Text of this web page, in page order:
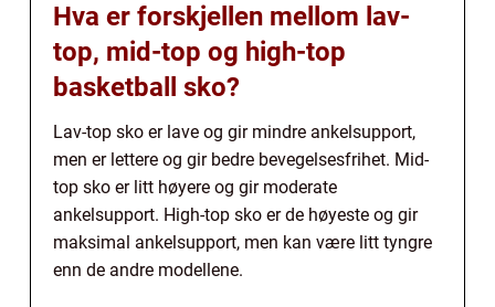
Hva er forskjellen mellom lav-
top, mid-top og high-top
basketball sko?
Lav-top sko er lave og gir mindre ankelsupport,
men er lettere og gir bedre bevegelsesfrihet. Mid-
top sko er litt høyere og gir moderate
ankelsupport. High-top sko er de høyeste og gir
maksimal ankelsupport, men kan være litt tyngre
enn de andre modellene.